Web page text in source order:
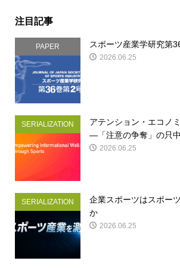
注目記事
PAPER スポーツ産業学研究第
2026.06.25
SERIALIZATION
アテンション・エコノ
―「注意の争奪」の只
2026.06.25
SERIALIZATION
企業スポーツはスポー
か
2026.06.25